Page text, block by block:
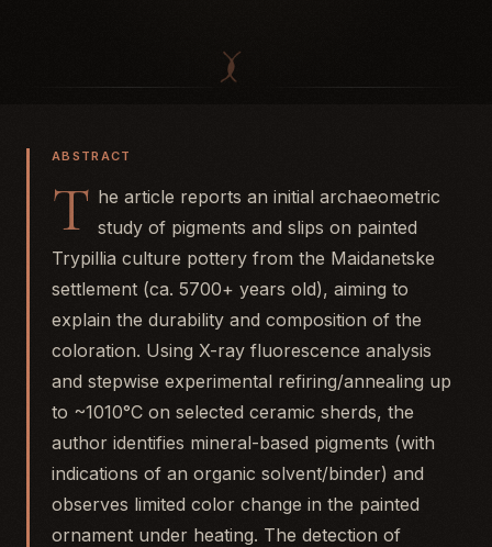
ABSTRACT
T he article reports an initial archaeometric
study of pigments and slips on painted
Trypillia culture pottery from the Maidanetske
settlement (ca. 5700+ years old), aiming to
explain the durability and composition of the
coloration. Using X-ray fluorescence analysis
and stepwise experimental refiring/annealing up
to ~1010°C on selected ceramic sherds, the
author identifies mineral-based pigments (with
indications of an organic solvent/binder) and
observes limited color change in the painted
ornament under heating. The detection of